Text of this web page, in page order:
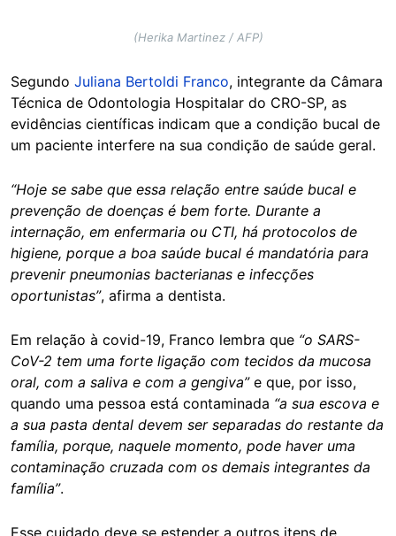
(Herika Martinez / AFP)
Segundo Juliana Bertoldi Franco, integrante da Câmara
Técnica de Odontologia Hospitalar do CRO-SP, as
evidências científicas indicam que a condição bucal de
um paciente interfere na sua condição de saúde geral.
“Hoje se sabe que essa relação entre saúde bucal e
prevenção de doenças é bem forte. Durante a
internação, em enfermaria ou CTI, há protocolos de
higiene, porque a boa saúde bucal é mandatória para
prevenir pneumonias bacterianas e infecções
oportunistas”, afirma a dentista.
Em relação à covid-19, Franco lembra que “o SARS-
CoV-2 tem uma forte ligação com tecidos da mucosa
oral, com a saliva e com a gengiva” e que, por isso,
quando uma pessoa está contaminada “a sua escova e
a sua pasta dental devem ser separadas do restante da
família, porque, naquele momento, pode haver uma
contaminação cruzada com os demais integrantes da
família”.
Esse cuidado deve se estender a outros itens de